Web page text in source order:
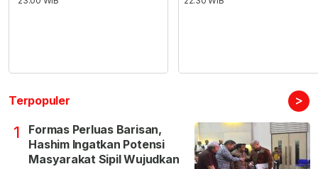
Terpopuler >
1
Formas Perluas Barisan,
Hashim Ingatkan Potensi
Masyarakat Sipil Wujudkan